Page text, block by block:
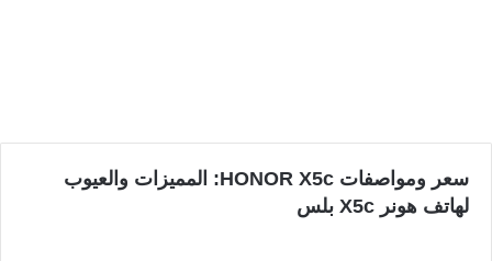
سعر ومواصفات HONOR X5c: المميزات والعيوب
لهاتف هونر X5c بلس